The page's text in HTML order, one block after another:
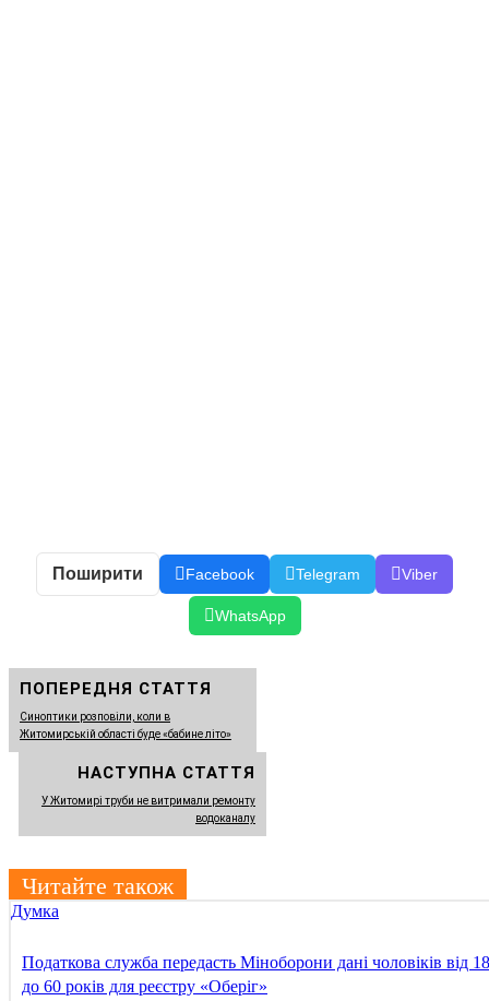
Поширити Facebook Telegram Viber
WhatsApp
ПОПЕРЕДНЯ СТАТТЯ
Синоптики розповіли, коли в
Житомирській області буде «бабине літо»
НАСТУПНА СТАТТЯ
У Житомирі труби не витримали ремонту
водоканалу
Читайте також
Думка
Податкова служба передасть Міноборони дані чоловіків від 18
до 60 років для реєстру «Оберіг»